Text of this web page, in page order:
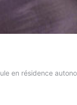
en résidence